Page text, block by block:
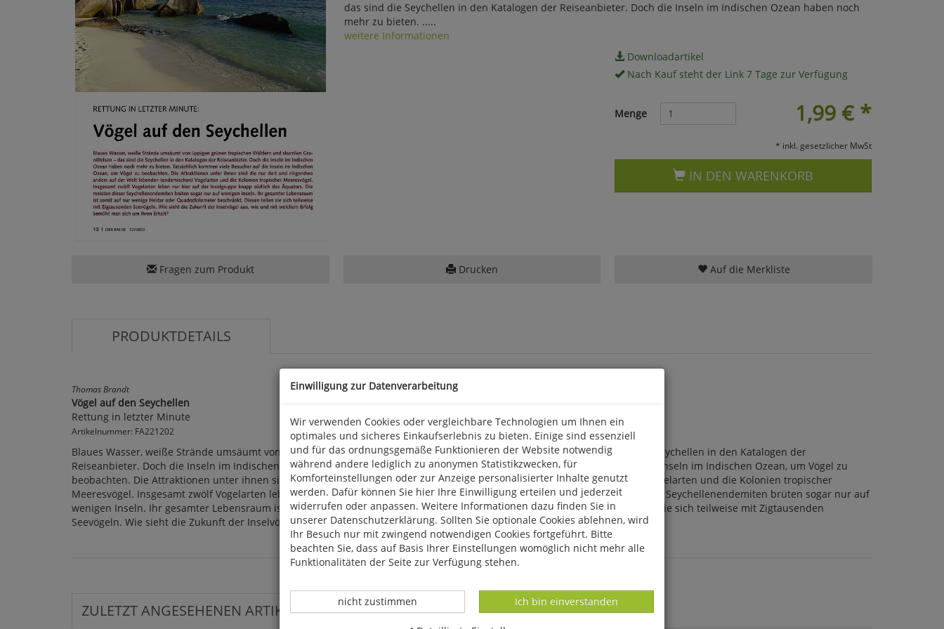
das sind die Seychellen in den Katalogen der Reiseanbieter. Doch die Inseln im Indischen Ozean haben noch
mehr zu bieten. .....
weitere Informationen
Downloadartikel
Nach Kauf steht der Link 7 Tage zur Verfügung
1,99 €*
Menge
* inkl. gesetzlicher MwSt
IN DEN WARENKORB
Fragen zum Produkt Drucken Auf die Merkliste
PRODUKTDETAILS
Thomas Brandt
Vögel auf den Seychellen
Rettung in letzter Minute
Artikelnummer: FA221202
Blaues Wasser, weiße Strände umsäumt von üppigen grünen tropischen Wäldern und skurrilen Granitfelsen - das sind die Seychellen in den Katalogen der
Reiseanbieter. Doch die Inseln im Indischen Ozean haben noch mehr zu bieten. Tatsächlich kommen viele Besucher auf die Inseln im Indischen Ozean, um Vögel zu
beobachten. Die Attraktionen unter ihnen sind die nur dort und nirgendwo anders auf der Welt lebenden (endemischen) Vogelarten und die Kolonien tropischer
Meeresvögel. Insgesamt zwölf Vogelarten leben nur hier auf der Inselgruppe knapp südlich des Äquators. Die meisten dieser Seychellenendemiten brüten sogar nur auf
wenigen Inseln. Ihr gesamter Lebensraum ist somit auf nur wenige Hektar oder Quadratkilometer beschränkt. Diesen teilen sie sich teilweise mit Zigtausenden
Seevögeln. Wie sieht die Zukunft der Inselvögel aus, wie und mit welchem Erfolg bemüht man sich um ihren Erhalt?
ZULETZT ANGESEHENEN ARTIKEL:
Einwilligung zur Datenverarbeitung
Wir verwenden Cookies oder vergleichbare Technologien um Ihnen ein
optimales und sicheres Einkaufserlebnis zu bieten. Einige sind essenziell
und für das ordnungsgemäße Funktionieren der Website notwendig
während andere lediglich zu anonymen Statistikzwecken, für
Komforteinstellungen oder zur Anzeige personalisierter Inhalte genutzt
werden. Dafür können Sie hier Ihre Einwilligung erteilen und jederzeit
widerrufen oder anpassen. Weitere Informationen dazu finden Sie in
unserer Datenschutzerklärung. Sollten Sie optionale Cookies ablehnen, wird
Ihr Besuch nur mit zwingend notwendigen Cookies fortgeführt. Bitte
beachten Sie, dass auf Basis Ihrer Einstellungen womöglich nicht mehr alle
Funktionalitäten der Seite zur Verfügung stehen.
Datenverarbeitung -
Ich bin einverstanden
Datenverarbeitung -
nicht zustimmen